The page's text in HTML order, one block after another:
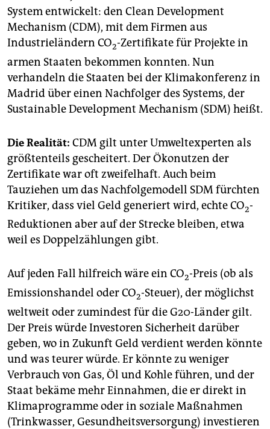
System entwickelt: den Clean Development
Mechanism (CDM), mit dem Firmen aus
Industrieländern CO2-Zertifikate für Projekte in
armen Staaten bekommen konnten. Nun
verhandeln die Staaten bei der Klimakonferenz in
Madrid über einen Nachfolger des Systems, der
Sustainable Development Mechanism (SDM) heißt.
Die Realität: CDM gilt unter Umwelt­experten als
größtenteils gescheitert. Der Ökonutzen der
Zertifikate war oft zweifelhaft. Auch beim
Tauziehen um das Nachfolgemodell SDM fürchten
Kritiker, dass viel Geld generiert wird, echte CO2-
Reduktionen aber auf der Strecke bleiben, etwa
weil es Doppelzählungen gibt.
Auf jeden Fall hilfreich wäre ein CO2-Preis (ob als
Emissionshandel oder CO2-Steuer), der möglichst
weltweit oder zumindest für die G20-Länder gilt.
Der Preis würde Investoren Sicherheit darüber
geben, wo in Zukunft Geld verdient werden könnte
und was teurer würde. Er könnte zu weniger
Verbrauch von Gas, Öl und Kohle führen, und der
Staat bekäme mehr Einnahmen, die er direkt in
Klimaprogramme oder in soziale Maßnahmen
(Trinkwasser, Gesundheitsversorgung) investieren